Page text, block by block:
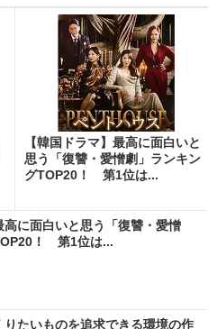
【韓国ドラマ】最高に面白いと
思う「復讐・愛憎劇」ランキン
グTOP20！ 第1位は...
高に面白いと思う「復讐・愛憎
！ 第1位は...
りたいものを追求できる環境の作